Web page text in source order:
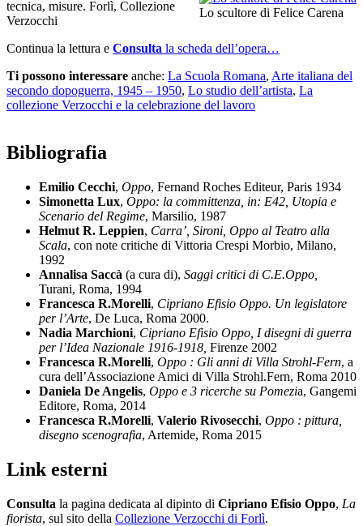
Lo scultore di Felice Carena
tecnica, misure. Forlì, Collezione
Verzocchi
Continua la lettura e Consulta la scheda dell’opera…
Ti possono interessare anche: La Scuola Romana, Arte italiana del
secondo dopoguerra, 1945 – 1950, Lo studio dell’artista, La
collezione Verzocchi e la celebrazione del lavoro
Bibliografia
Emilio Cecchi, Oppo, Fernand Roches Editeur, Paris 1934
Simonetta Lux, Oppo: la committenza, in: E42, Utopia e
Scenario del Regime, Marsilio, 1987
Helmut R. Leppien, Carra’, Sironi, Oppo al Teatro alla
Scala, con note critiche di Vittoria Crespi Morbio, Milano,
1992
Annalisa Saccà (a cura di), Saggi critici di C.E.Oppo,
Turani, Roma, 1994
Francesca R.Morelli, Cipriano Efisio Oppo. Un legislatore
per l’Arte, De Luca, Roma 2000.
Nadia Marchioni, Cipriano Efisio Oppo, I disegni di guerra
per l’Idea Nazionale 1916-1918, Firenze 2002
Francesca R.Morelli, Oppo : Gli anni di Villa Strohl-Fern, a
cura dell’Associazione Amici di Villa Strohl.Fern, Roma 2010
Daniela De Angelis, Oppo e 3 ricerche su Pomezia, Gangemi
Editore, Roma, 2014
Francesca R.Morelli, Valerio Rivosecchi, Oppo : pittura,
disegno scenografia, Artemide, Roma 2015
Link esterni
Consulta la pagina dedicata al dipinto di Cipriano Efisio Oppo, La
fiorista, sul sito della Collezione Verzocchi di Forlì.